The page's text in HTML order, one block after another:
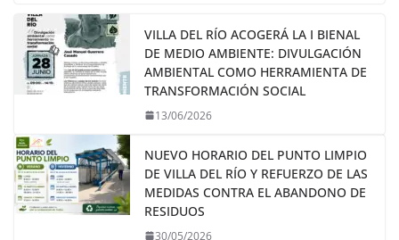
VILLA DEL RÍO ACOGERÁ LA I BIENAL
DE MEDIO AMBIENTE: DIVULGACIÓN
AMBIENTAL COMO HERRAMIENTA DE
TRANSFORMACIÓN SOCIAL
13/06/2026
NUEVO HORARIO DEL PUNTO LIMPIO
DE VILLA DEL RÍO Y REFUERZO DE LAS
MEDIDAS CONTRA EL ABANDONO DE
RESIDUOS
30/05/2026